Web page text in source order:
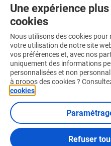
Une expérience
cookies
Nous utilisons des cookies
votre utilisation de notre site
vos préférences et, avec nos
uniquement des informations
personnalisées et non
à propos des cookies ?
cookies
Refuser